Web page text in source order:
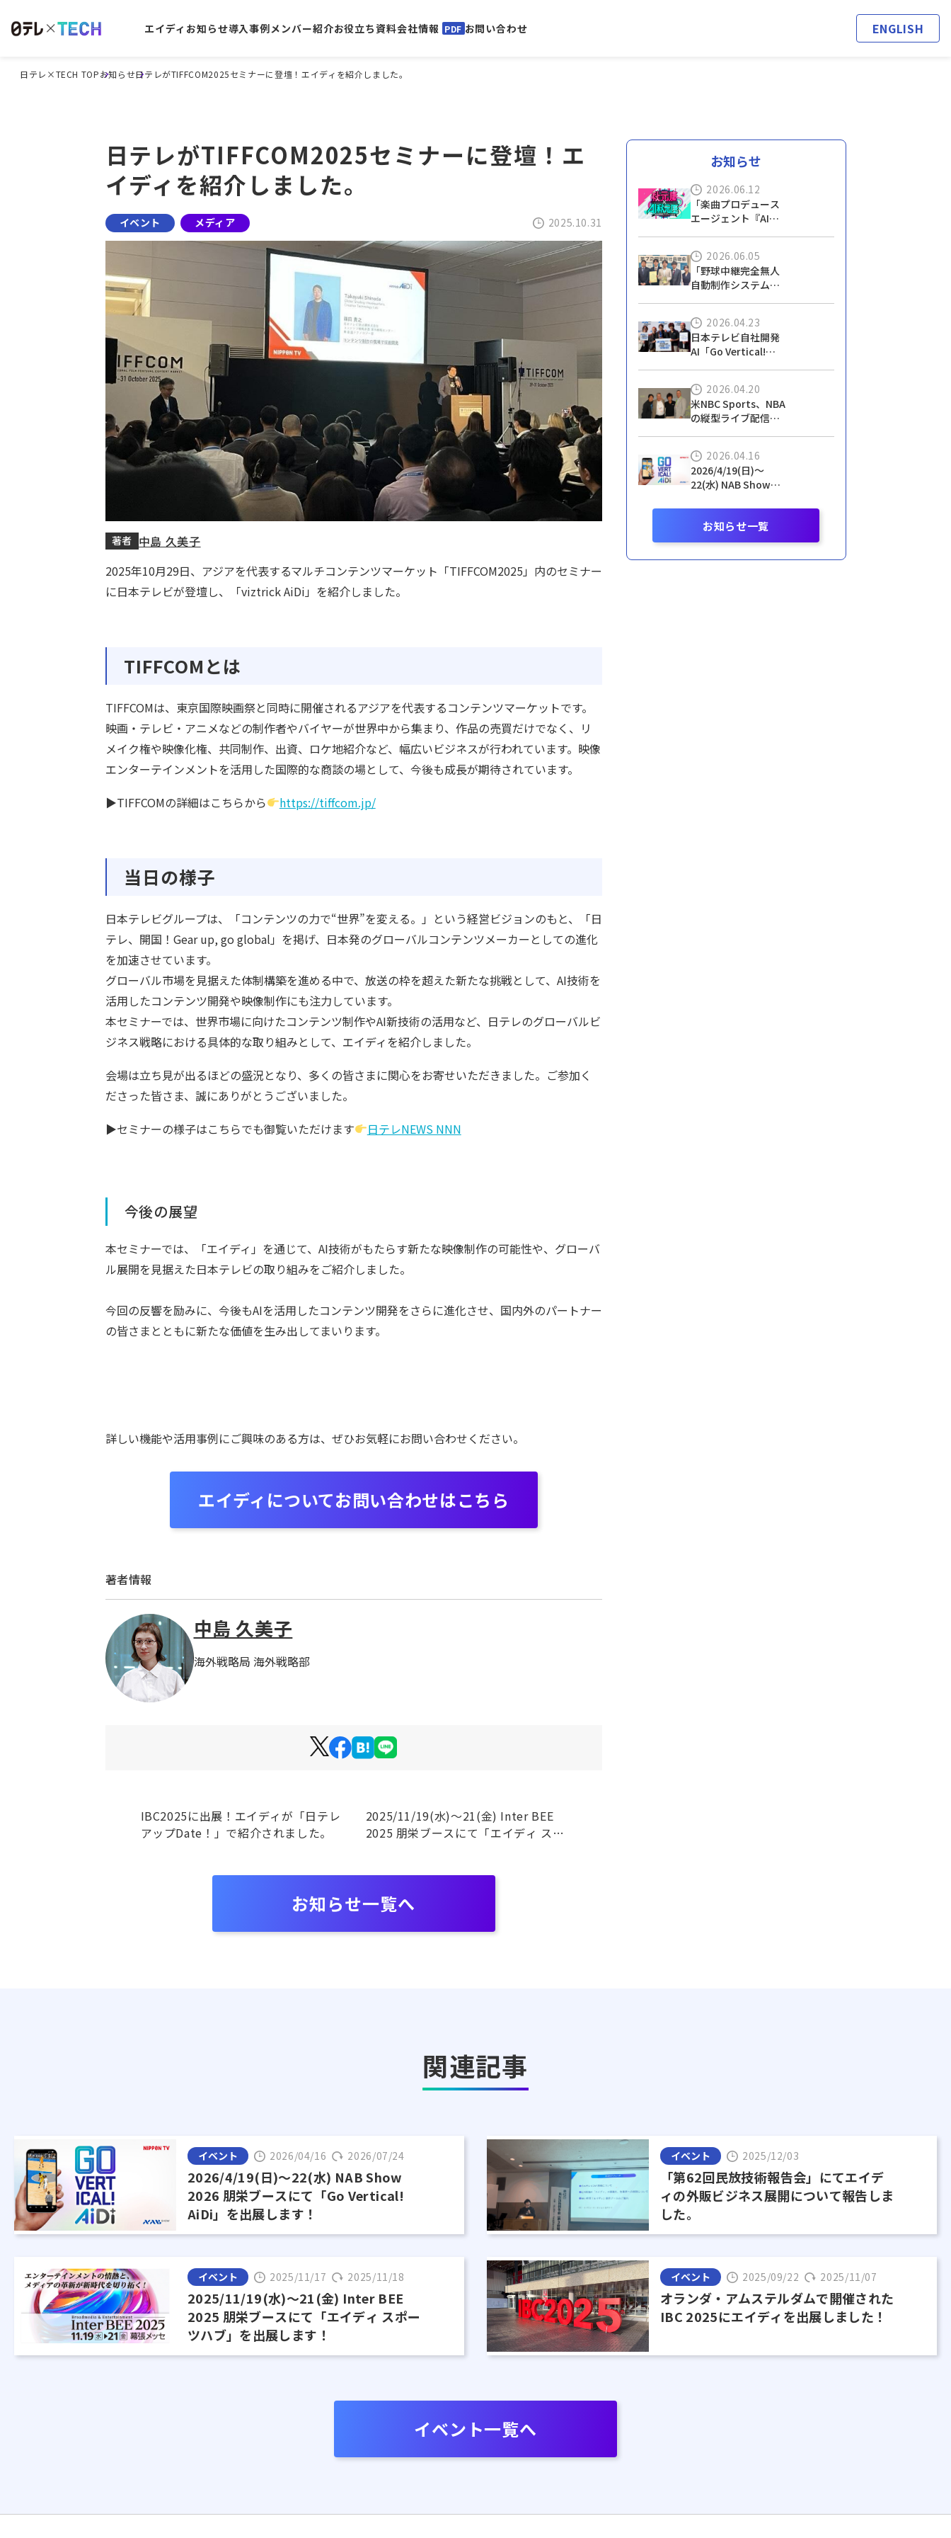
エイディ お知らせ導入事例メンバー紹介お役立ち資料会社情報 PDF お問い合わせ ENGLISH
日テレ×TECH TOPお知らせ日テレがTIFFCOM2025セミナーに登壇！エイディを紹介しました。
日テレがTIFFCOM2025セミナーに登壇！エ
イディを紹介しました。
イベント メディア 2025.10.31
著者 中島 久美子
2025年10月29日、アジアを代表するマルチコンテンツマーケット「TIFFCOM2025」内のセミナー
に日本テレビが登壇し、「viztrick AiDi」を紹介しました。
TIFFCOMとは
TIFFCOMは、東京国際映画祭と同時に開催されるアジアを代表するコンテンツマーケットです。
映画・テレビ・アニメなどの制作者やバイヤーが世界中から集まり、作品の売買だけでなく、リ
メイク権や映像化権、共同制作、出資、ロケ地紹介など、幅広いビジネスが行われています。映像
エンターテインメントを活用した国際的な商談の場として、今後も成長が期待されています。
▶TIFFCOMの詳細はこちらから
https://tiffcom.jp/
当日の様子
日本テレビグループは、「コンテンツの力で“世界”を変える。」という経営ビジョンのもと、「日
テレ、開国！Gear up, go global」を掲げ、日本発のグローバルコンテンツメーカーとしての進化
を加速させています。
グローバル市場を見据えた体制構築を進める中で、放送の枠を超えた新たな挑戦として、AI技術を
活用したコンテンツ開発や映像制作にも注力しています。
本セミナーでは、世界市場に向けたコンテンツ制作やAI新技術の活用など、日テレのグローバルビ
ジネス戦略における具体的な取り組みとして、エイディを紹介しました。
会場は立ち見が出るほどの盛況となり、多くの皆さまに関心をお寄せいただきました。ご参加く
ださった皆さま、誠にありがとうございました。
▶セミナーの様子はこちらでも御覧いただけます
日テレNEWS NNN
今後の展望
本セミナーでは、「エイディ」を通じて、AI技術がもたらす新たな映像制作の可能性や、グローバ
ル展開を見据えた日本テレビの取り組みをご紹介しました。
今回の反響を励みに、今後もAIを活用したコンテンツ開発をさらに進化させ、国内外のパートナー
の皆さまとともに新たな価値を生み出してまいります。
詳しい機能や活用事例にご興味のある方は、ぜひお気軽にお問い合わせください。
エイディについてお問い合わせはこちら
著者情報
中島 久美子
海外戦略局 海外戦略部
IBC2025に出展！エイディが「日テレ
アップDate！」で紹介されました。
2025/11/19(水)～21(金) Inter BEE
2025 朋栄ブースにて「エイディ スポ
お知らせ一覧へ
お知らせ
2026.06.12
「楽曲プロデュース
エージェント『AI秋
技術振興賞 を受賞！
2026.06.05
「野球中継完全無人
自動制作システムの
賞 を受賞！
2026.04.23
日本テレビ自社開発
AI「Go Vertical!
Showで「Product
of the Year」を受
賞！
2026.04.20
米NBC Sports、NBA
の縦型ライブ配信に
AiDi」を採用 — NAB
にて発表
2026.04.16
2026/4/19(日)～
22(水) NAB Show
「Go Vertical! AiDi」
を出展します！
お知らせ一覧
関連記事
イベント 2026/04/16 2026/07/24
2026/4/19(日)～22(水) NAB Show
2026 朋栄ブースにて「Go Vertical!
AiDi」を出展します！
イベント 2025/12/03
「第62回民放技術報告会」にてエイデ
ィの外販ビジネス展開について報告しま
した。
イベント 2025/11/17 2025/11/18
2025/11/19(水)～21(金) Inter BEE
2025 朋栄ブースにて「エイディ スポー
ツハブ」を出展します！
イベント 2025/09/22 2025/11/07
オランダ・アムステルダムで開催された
IBC 2025にエイディを出展しました！
イベント一覧へ